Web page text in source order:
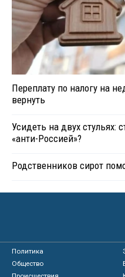
Переплату по налогу на
вернуть
Усидеть на двух стульях:
«анти-Россией»?
Родственников сирот
Политика
Общество